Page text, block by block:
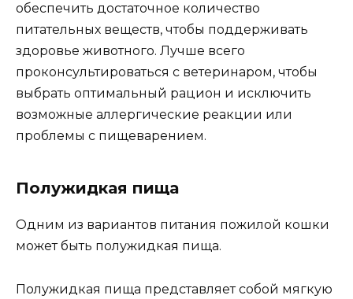
обеспечить достаточное количество
питательных веществ, чтобы поддерживать
здоровье животного. Лучше всего
проконсультироваться с ветеринаром, чтобы
выбрать оптимальный рацион и исключить
возможные аллергические реакции или
проблемы с пищеварением.
Полужидкая пища
Одним из вариантов питания пожилой кошки
может быть полужидкая пища.
Полужидкая пища представляет собой мягкую